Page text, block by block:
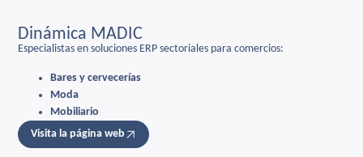
Dinámica MADIC
Especialistas en soluciones ERP sectoriales para comercios:
Bares y cervecerías
Moda
Mobiliario
Visita la página web